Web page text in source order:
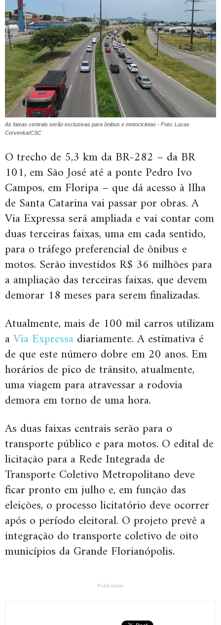
As faixas centrais serão exclusivas para ônibus e motocicletas - Foto: Lucas
Cervenka/CSC
O trecho de 5,3 km da BR-282 – da BR
101, em São José até a ponte Pedro Ivo
Campos, em Floripa – que dá acesso à Ilha
de Santa Catarina vai passar por obras. A
Via Expressa será ampliada e vai contar com
duas terceiras faixas, uma em cada sentido,
para o tráfego preferencial de ônibus e
motos. Serão investidos R$ 36 milhões para
a ampliação das terceiras faixas, que devem
demorar 18 meses para serem finalizadas.
Atualmente, mais de 100 mil carros utilizam
aVia Expressadiariamente. A estimativa é
de que este número dobre em 20 anos. Em
horários de pico de trânsito, atualmente,
uma viagem para atravessar a rodovia
demora em torno de uma hora.
As duas faixas centrais serão para o
transporte público e para motos. O edital de
licitação para a Rede Integrada de
Transporte Coletivo Metropolitano deve
ficar pronto em julho e, em função das
eleições, o processo licitatório deve ocorrer
após o período eleitoral. O projeto prevê a
integração do transporte coletivo de oito
municípios da Grande Florianópolis.
Publicidade